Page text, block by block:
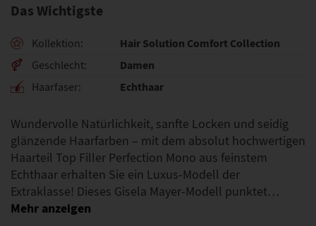
Das Wichtigste
Kollektion Hair Solution Comfort Collection
Geschlecht Damen
Haarfaser Echthaar
Wundervolle Natürlichkeit, sanfte Locken und seidig
glänzende Haarfarben – mit dem absolut hochwertigen
Haarteil Top Filler Perfection Mono aus feinstem
Echthaar erhalten Sie ein Luxus-Modell der
Extraklasse! Dieses Gisela Mayer-Modell punktet…